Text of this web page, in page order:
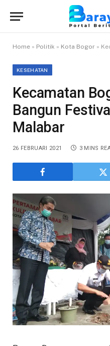
Home » Politik » Kota Bogor »
KESEHATAN
Kecamatan
Bangun
Malabar
26 FEBRUARI 2021 3 MINS